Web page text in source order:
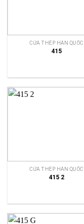
CỬA THÉP HÀN QUỐC
415
CỬA THÉP HÀN QUỐC
415 2